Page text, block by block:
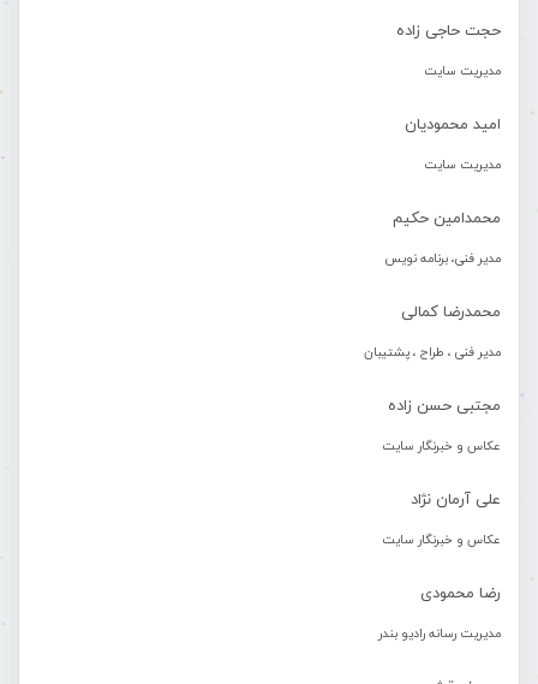
حجت حاجی زاده
مدیریت سایت
امید محمودیان
مدیریت سایت
محمدامین حکیم
مدیر فنی، برنامه نویس
محمدرضا کمالی
مدیر فنی ، طراح ، پشتیبان
مجتبی حسن زاده
عکاس و خبرنگار سایت
علی آرمان نژاد
عکاس و خبرنگار سایت
رضا محمودی
مدیریت رسانه رادیو بندر